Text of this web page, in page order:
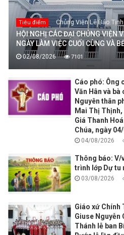
Tiêu điểm Chủng Viện Lê Bảo Tịnh
HỘI NGHỊ CÁC ĐẠI CHỦNG VIỆN
NGÀY LÀM VIỆC CUỐI CÙNG VÀ
02/08/2026 7101
Cáo phó: Ông
Văn Hân và bà
Nguyên thân
Mai Thị
Giá Thanh
Chúa, ngày
04/08/2026
Thông báo: V/
trình lớp Dự tu
03/08/2026
Giáo xứ Chính
Giuse Nguyễn
Thánh lễ ban